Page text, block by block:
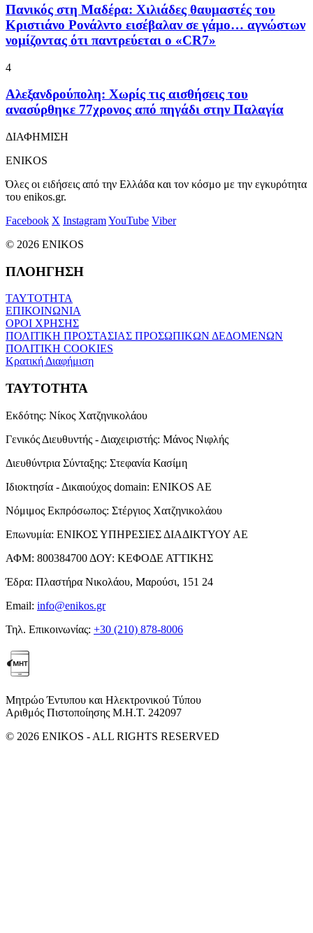
Πανικός στη Μαδέρα: Χιλιάδες θαυμαστές του
Κριστιάνο Ρονάλντο εισέβαλαν σε γάμο… αγνώστων
νομίζοντας ότι παντρεύεται ο «CR7»
4
Αλεξανδρούπολη: Χωρίς τις αισθήσεις του
ανασύρθηκε 77χρονος από πηγάδι στην Παλαγία
ΔΙΑΦΗΜΙΣΗ
ENIKOS
Όλες οι ειδήσεις από την Ελλάδα και τον κόσμο με την εγκυρότητα
του enikos.gr.
Facebook X InstagramYouTube Viber
© 2026 ENIKOS
ΠΛΟΗΓΗΣΗ
ΤΑΥΤΟΤΗΤΑ
ΕΠΙΚΟΙΝΩΝΙΑ
ΟΡΟΙ ΧΡΗΣΗΣ
ΠΟΛΙΤΙΚΗ ΠΡΟΣΤΑΣΙΑΣ ΠΡΟΣΩΠΙΚΩΝ ΔΕΔΟΜΕΝΩΝ
ΠΟΛΙΤΙΚΗ COOKIES
Κρατική Διαφήμιση
ΤΑΥΤΟΤΗΤΑ
Εκδότης: Νίκος Χατζηνικολάου
Γενικός Διευθυντής - Διαχειριστής: Μάνος Νιφλής
Διευθύντρια Σύνταξης: Στεφανία Κασίμη
Ιδιοκτησία - Δικαιούχος domain: ENIKOS AE
Νόμιμος Εκπρόσωπος: Στέργιος Χατζηνικολάου
Επωνυμία: ΕΝΙΚΟΣ ΥΠΗΡΕΣΙΕΣ ΔΙΑΔΙΚΤΥΟΥ ΑΕ
ΑΦΜ: 800384700 ΔΟΥ: ΚΕΦΟΔΕ ΑΤΤΙΚΗΣ
Έδρα: Πλαστήρα Νικολάου, Μαρούσι, 151 24
Email: info@enikos.gr
Τηλ. Επικοινωνίας: +30 (210) 878-8006
Μητρώο Έντυπου και Ηλεκτρονικού Τύπου
Αριθμός Πιστοποίησης Μ.Η.Τ. 242097
© 2026 ENIKOS - ALL RIGHTS RESERVED